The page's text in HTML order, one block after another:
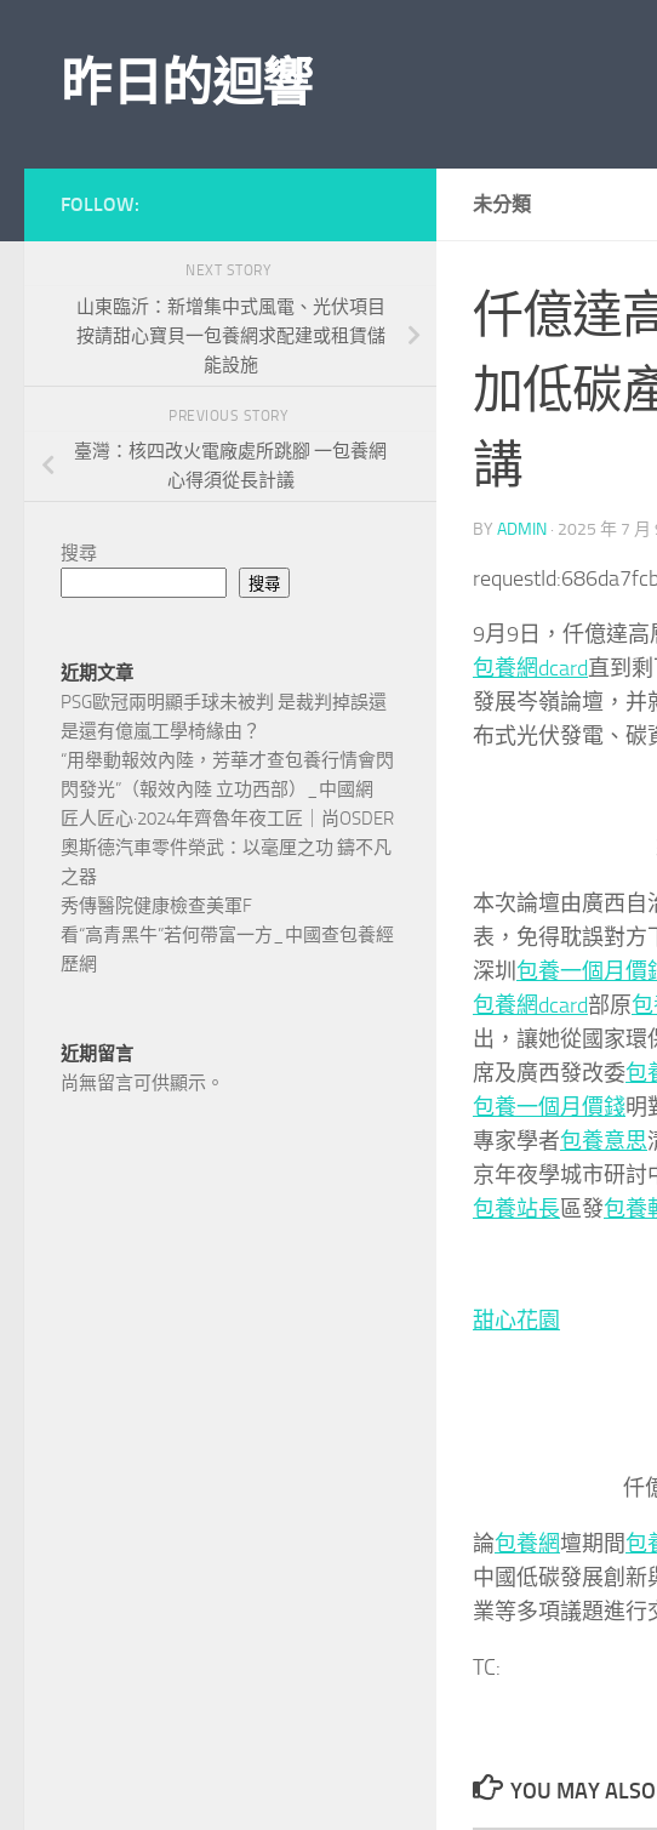
昨日的迴響
未分類
仟億達
加低碳
講
BY ADMIN · 2025 年 7 月
9月9日，仟億達高
包養網dcard直到
發展岑嶺論壇，并
布式光伏發電、碳
本次論壇由廣西自
表，免得耽誤對方
深圳 包養一個月價
包養網dcard部原
出，讓她從國家
席及廣西發改委包
包養一個月價錢明
專家學者包養意思
京年夜學城市研討
包養站長區發包養
甜心花園
仟
論包養網壇期間包
中國低碳發展創新
業等多項議題進行
TC:
YOU MAY
FOLLOW:
NEXT STORY
山東臨沂：新增集中式風電、光伏項目
按請甜心寶貝一包養網求配建或租賃儲
能設施
PREVIOUS STORY
臺灣：核四改火電廠處所跳腳 一包養網
心得須從長計議
搜尋
搜尋
近期文章
PSG歐冠兩明顯手球未被判 是裁判掉誤還
是還有億嵐工學椅緣由？
“用舉動報效內陸，芳華才查包養行情會閃
閃發光”（報效內陸 立功西部）_中國網
匠人匠心·2024年齊魯年夜工匠｜尚OSDER
奧斯德汽車零件榮武：以毫厘之功 鑄不凡
之器
秀傳醫院健康檢查美軍F
看“高青黑牛”若何帶富一方_中國查包養經
歷網
近期留言
尚無留言可供顯示。